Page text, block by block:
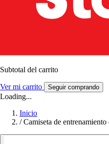
Subtotal del carrito
Ver mi carrito Seguir comprando
Loading...
Inicio
/ Camiseta de